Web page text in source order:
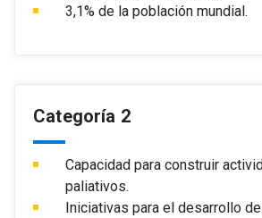
3,1% de la población mundial.
Categoría 2
Capacidad para construir
paliativos.
Iniciativas para el desarrollo de